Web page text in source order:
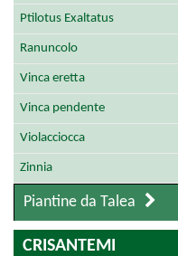
Ptilotus Exaltatus
Ranuncolo
Vinca eretta
Vinca pendente
Violacciocca
Zinnia
Piantine da Talea
CRISANTEMI